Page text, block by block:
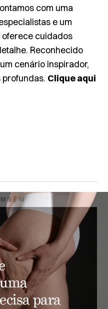
com uma
e um
cuidados
Reconhecido
cenário inspirador,
Clique aqui
para